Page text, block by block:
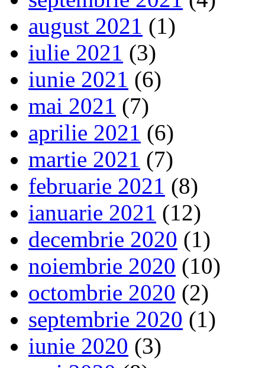
august 2021 (1)
iulie 2021 (3)
iunie 2021 (6)
mai 2021 (7)
aprilie 2021 (6)
martie 2021 (7)
februarie 2021 (8)
ianuarie 2021 (12)
decembrie 2020 (1)
noiembrie 2020 (10)
octombrie 2020 (2)
septembrie 2020 (1)
iunie 2020 (3)